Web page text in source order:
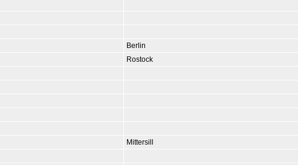
Berlin
Rostock
Mittersill